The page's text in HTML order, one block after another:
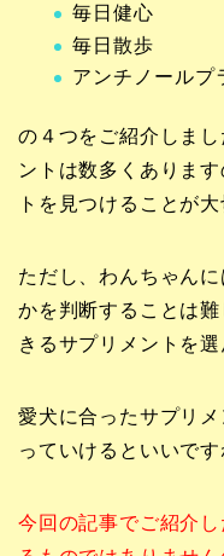
毎日健心
毎日散歩
アンチノールプ
の４つをご紹介しま
ントは数多くありま
トを見つけることが大
ただし、わんちゃん
かを判断することは
きるサプリメントを
愛犬に合ったサプリ
っていけるといいです
今回の記事でご紹介